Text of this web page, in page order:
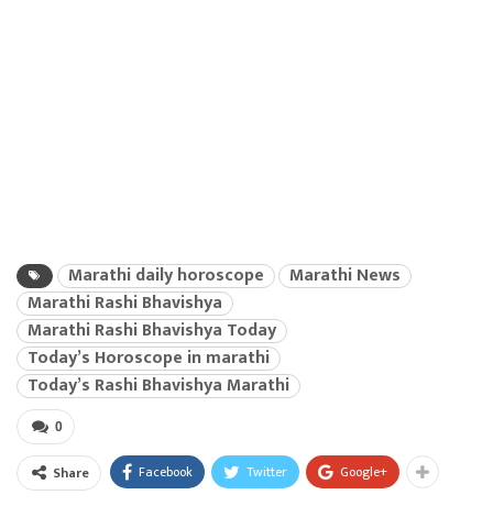
Marathi daily horoscope
Marathi News
Marathi Rashi Bhavishya
Marathi Rashi Bhavishya Today
Today’s Horoscope in marathi
Today’s Rashi Bhavishya Marathi
0
Share Facebook Twitter Google+